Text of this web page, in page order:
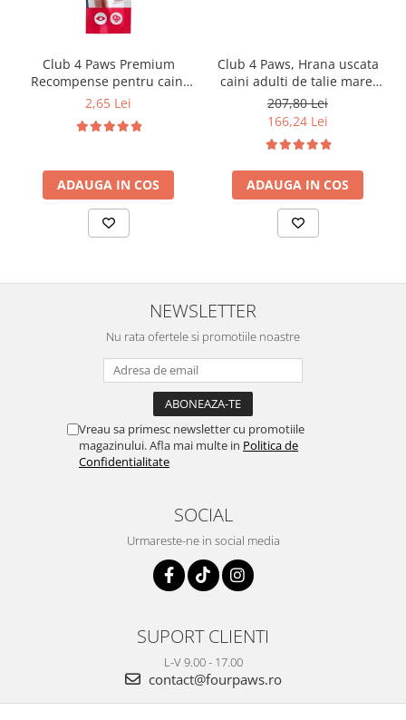
Club 4 Paws Premium
Recompense pentru caini
stick cu vita, 12g
2,65 Lei
ADAUGA IN COS
Club 4 Paws, Hrana uscata
caini adulti de talie mare,
pui, 14kg
207,80 Lei
166,24 Lei
ADAUGA IN COS
NEWSLETTER
Nu rata ofertele si promotiile noastre
Vreau sa primesc newsletter cu promotiile
magazinului. Afla mai multe in Politica de
Confidentialitate
SOCIAL
Urmareste-ne in social media
SUPORT CLIENTI
L-V 9.00 - 17.00
contact@fourpaws.ro